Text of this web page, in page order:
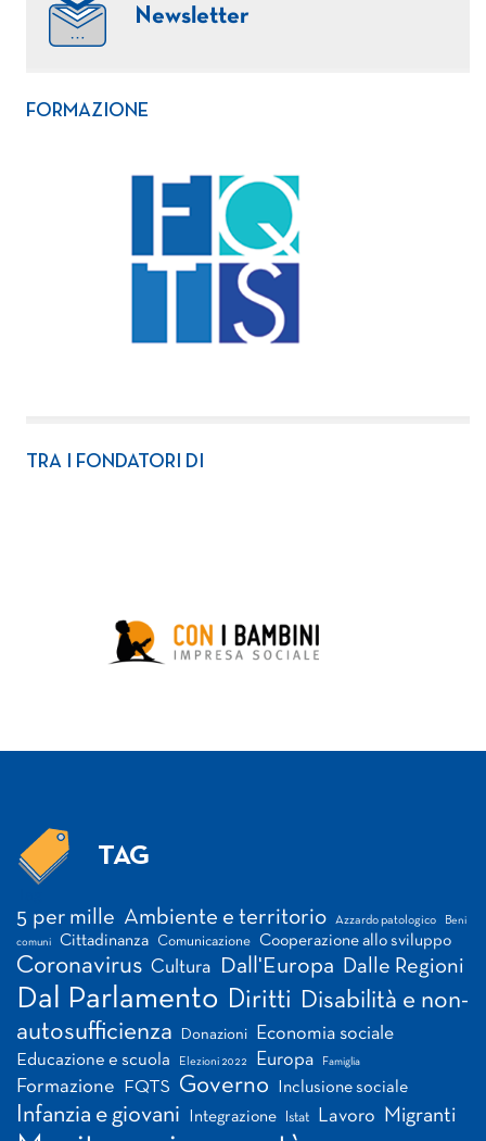
Newsletter
FORMAZIONE
TRA I FONDATORI DI
TAG
5 per mille Ambiente e territorio Azzardo patologico Beni
comuni Cittadinanza Comunicazione Cooperazione allo sviluppo
Coronavirus Cultura Dall'Europa Dalle Regioni
Dal Parlamento Diritti Disabilità e non-
autosufficienza
Donazioni Economia sociale
Educazione e scuola Elezioni 2022 Europa Famiglia
Formazione FQTS Governo Inclusione sociale
Infanzia e giovani Integrazione Istat Lavoro Migranti